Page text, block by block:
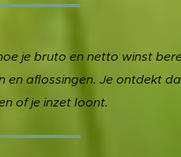
je bruto en netto winst
aflossingen. Je ontdekt
of je inzet loont.